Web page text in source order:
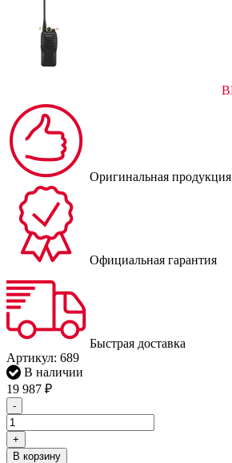
Оригинальная продукция
Официальная гарантия
Быстрая доставка
Артикул: 689
В наличии
19 987 ₽
-
+
В корзину